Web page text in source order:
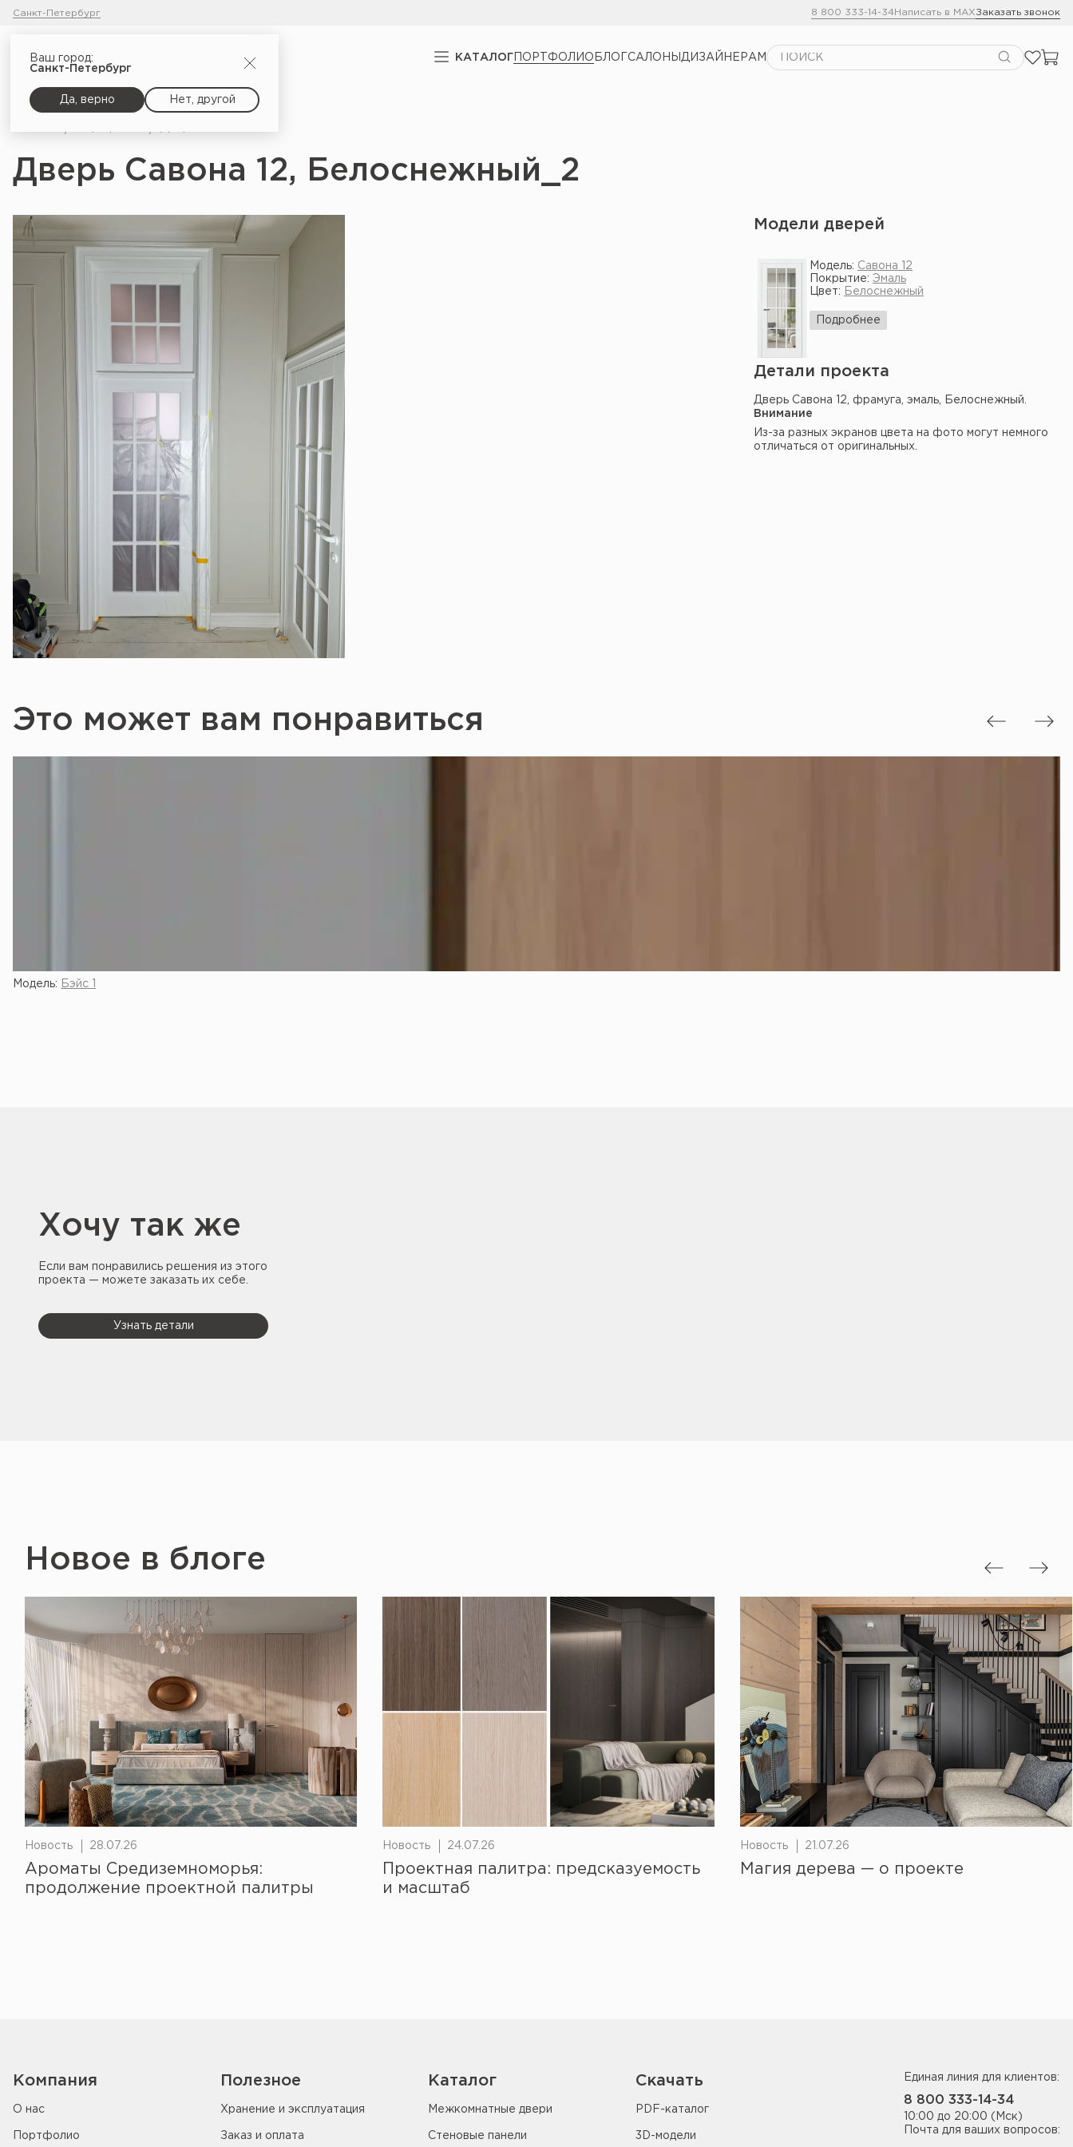
Санкт-Петербург 8 800 333-14-34Написать в MAXЗаказать звонок
КАТАЛОГ ПОРТФОЛИО БЛОГСАЛОНЫ ДИЗАЙНЕРАМ
Ваш город:
Санкт-Петербург
Да, верно Нет, другой
Дверь Савона 12, Белоснежный_2
Модели дверей
Модель: Савона 12
Покрытие: Эмаль
Цвет:
Белоснежный
Подробнее
Детали проекта
Дверь Савона 12, фрамуга, эмаль, Белоснежный.
Внимание
Из-за разных экранов цвета на фото могут немного
отличаться от оригинальных.
Это может вам понравиться
Модель: Бэйс 1
Хочу так же
Если вам понравились решения из этого
проекта — можете заказать их себе.
Узнать детали
Новое в блоге
Новость 28.07.26
Ароматы Средиземноморья:
продолжение проектной палитры
Новость 24.07.26
Проектная палитра: предсказуемость
и масштаб
Новость 21.07.26
Магия дерева — о проекте
Компания
О нас
Портфолио
Полезное
Хранение и эксплуатация
Заказ и оплата
Каталог
Межкомнатные двери
Стеновые панели
Скачать
PDF-каталог
3D-модели
Единая линия для клиентов:
8 800 333-14-34
10:00 до 20:00 (Мск)
Почта для ваших вопросов: